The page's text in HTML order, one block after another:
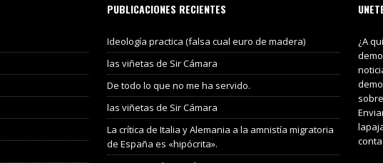
PUBLICACIONES RECIENTES
Ideología practica (falsa cual euro de madera)
las viñetas de Sir Cámara
De todo lo que no me ha servido.
las viñetas de Sir Cámara
La crítica de Italia y Alemania a la amnistía migratoria
de España es «hipócrita».
¿A